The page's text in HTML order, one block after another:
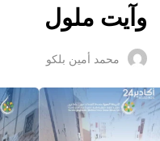
وآيت ملول
محمد أمين بلكو